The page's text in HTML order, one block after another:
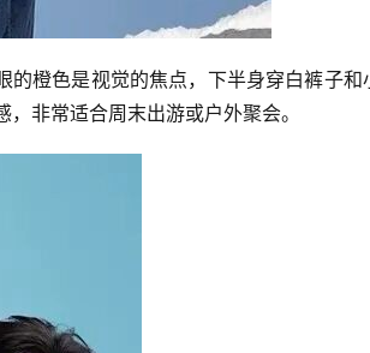
橙色是视觉的焦点，下半身穿白裤子和
非常适合周末出游或户外聚会。